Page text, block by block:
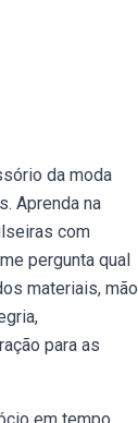
da moda
Aprenda na
com
pergunta qual
materiais, mão
para as